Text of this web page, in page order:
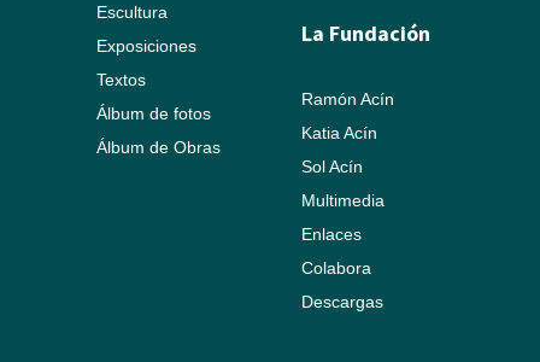
Escultura
Exposiciones
Textos
Álbum de fotos
Álbum de Obras
La Fundación
Ramón Acín
Katia Acín
Sol Acín
Multimedia
Enlaces
Colabora
Descargas